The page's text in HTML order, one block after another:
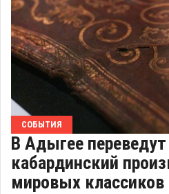
СОБЫТИЯ
В Адыгее
кабардинский
мировых классиков